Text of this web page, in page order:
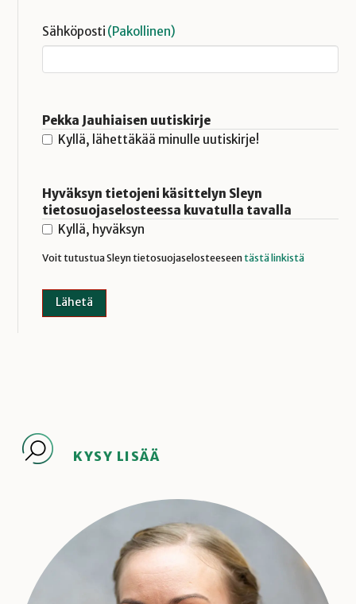
Sähköposti (Pakollinen)
Pekka Jauhiaisen uutiskirje
Kyllä, lähettäkää minulle uutiskirje!
Hyväksyn tietojeni käsittelyn Sleyn
tietosuojaselosteessa kuvatulla tavalla
Kyllä, hyväksyn
Voit tutustua Sleyn tietosuojaselosteeseentästä linkistä
KYSY LISÄÄ